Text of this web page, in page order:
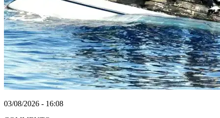
03/08/2026 - 16:08